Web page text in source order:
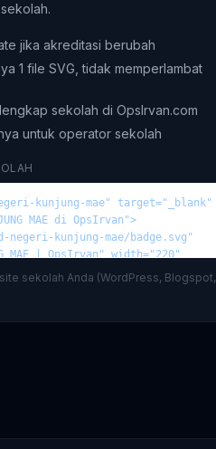
jika akreditasi berubah
1 file SVG, tidak memperlambat
sekolah di OpsIrvan.com
untuk operator sekolah
sekolah Anda (WordPress, Blogspot,